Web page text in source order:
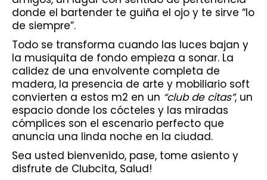
donde el bartender te guiña el ojo y te sirve “lo
de siempre”.
Todo se transforma cuando las luces bajan y
la musiquita de fondo empieza a sonar. La
calidez de una envolvente completa de
madera, la presencia de arte y mobiliario soft
convierten a estos m2 en un “club de citas”, un
espacio donde los cócteles y las miradas
cómplices son el escenario perfecto que
anuncia una linda noche en la ciudad.
Sea usted bienvenido, pase, tome asiento y
disfrute de Clubcita, Salud!